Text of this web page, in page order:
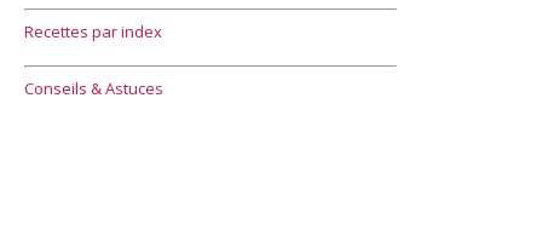
Recettes par index
Conseils & Astuces